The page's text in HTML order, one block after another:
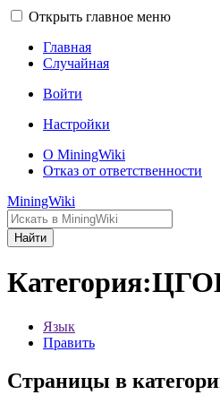
Открыть главное меню
Главная
Случайная
Войти
Настройки
О MiningWiki
Отказ от ответственности
MiningWiki
Найти
Язык
Править
Страницы в